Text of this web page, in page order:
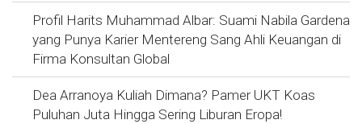
Profil Harits Muhammad Albar: Suami Nabila Gardena
yang Punya Karier Mentereng Sang Ahli Keuangan di
Firma Konsultan Global
Dea Arranoya Kuliah Dimana? Pamer UKT Koas
Puluhan Juta Hingga Sering Liburan Eropa!